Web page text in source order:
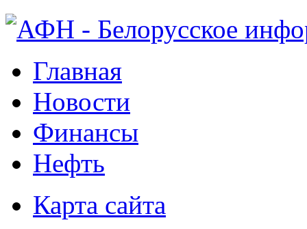
Главная
Новости
Финансы
Нефть
Карта сайта